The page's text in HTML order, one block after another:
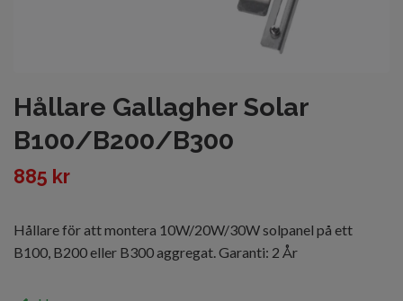
Hållare Gallagher Solar
B100/B200/B300
885 kr
Hållare för att montera 10W/20W/30W solpanel på ett
B100, B200 eller B300 aggregat. Garanti: 2 År